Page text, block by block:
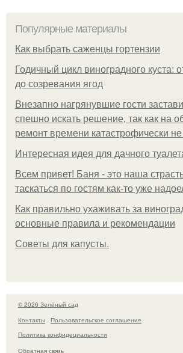
Популярные материалы
Как выбрать саженцы гортензии
Годичный цикл виноградного куста:
до созревания ягод
Внезапно нагрянувшие гости
спешно искать решение, так как на
ремонт времени катастрофически не
Интересная идея для дачного
Всем привет! Баня - это наша
таскаться по гостям как-то уже
Как правильно ухаживать за
основные правила и рекомендации
Советы для капусты.
© 2026 Зелёный сад
Контакты
Пользовательское соглашение
Политика конфидециальности
Обратная связь